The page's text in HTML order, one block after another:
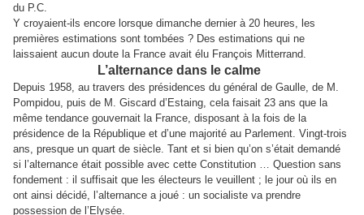
du P.C.
Y croyaient-ils encore lorsque dimanche dernier à 20 heures, les
premières estimations sont tombées ? Des estimations qui ne
laissaient aucun doute la France avait élu François Mitterrand.
L’alternance dans le calme
Depuis 1958, au travers des présidences du général de Gaulle, de M.
Pompidou, puis de M. Giscard d’Estaing, cela faisait 23 ans que la
même tendance gouvernait la France, disposant à la fois de la
présidence de la République et d’une majorité au Parlement. Vingt-trois
ans, presque un quart de siècle. Tant et si bien qu’on s’était demandé
si l’alternance était possible avec cette Constitution … Question sans
fondement : il suffisait que les électeurs le veuillent ; le jour où ils en
ont ainsi décidé, l’alternance a joué : un socialiste va prendre
possession de l’Elysée.